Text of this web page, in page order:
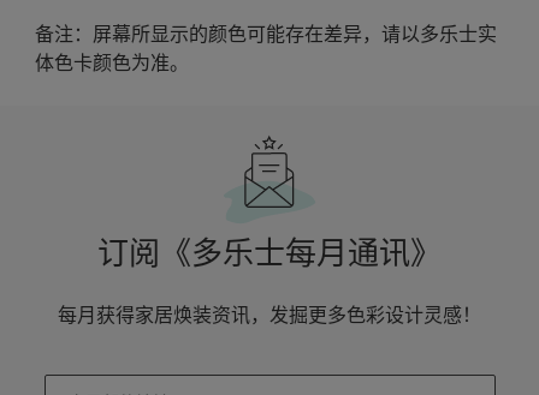
备注：屏幕所显示的颜色可能存在差异，请以多乐士实
体色卡颜色为准。
订阅《多乐士每月通讯》
每月获得家居焕装资讯，发掘更多色彩设计灵感！